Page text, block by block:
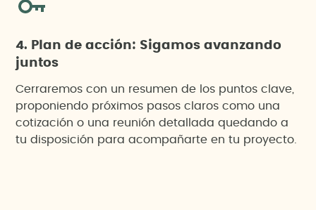
4. Plan de acción: Sigamos avanzando
juntos
Cerraremos con un resumen de los puntos clave,
proponiendo próximos pasos claros como una
cotización o una reunión detallada quedando a
tu disposición para acompañarte en tu proyecto.